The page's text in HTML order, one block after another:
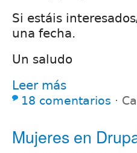
Si estáis
una fecha.
Un saludo
Leer más
18 comentarios ⋅
Mujeres en